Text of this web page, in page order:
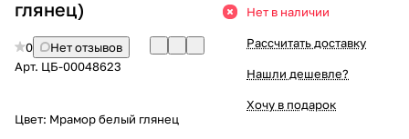
глянец)
0
Нет отзывов
Арт. ЦБ-00048623
Цвет: Мрамор белый глянец
Нет в наличии
Рассчитать доставку
Нашли дешевле?
Хочу в подарок